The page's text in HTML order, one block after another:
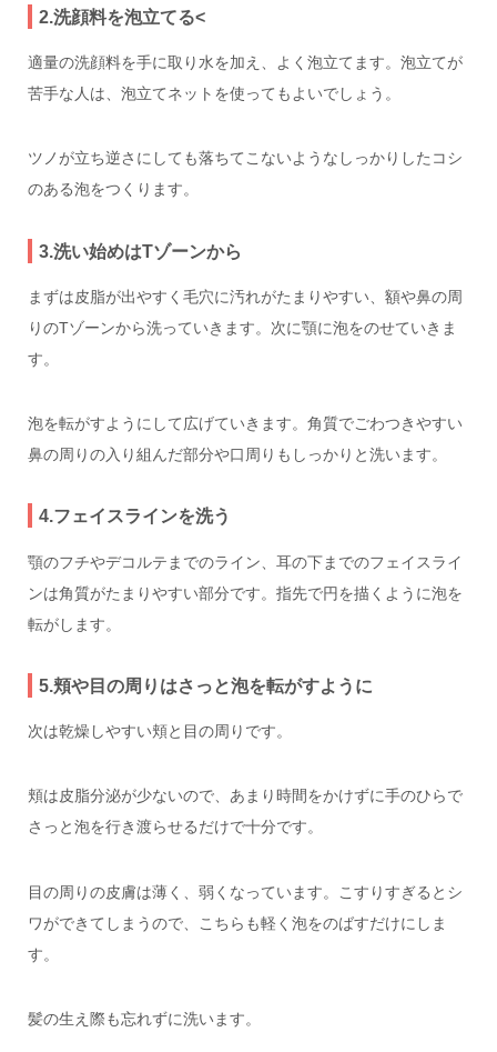
2.洗顔料を泡立てる<
適量の洗顔料を手に取り水を加え、よく泡立てます。泡立てが
苦手な人は、泡立てネットを使ってもよいでしょう。
ツノが立ち逆さにしても落ちてこないようなしっかりしたコシ
のある泡をつくります。
3.洗い始めはTゾーンから
まずは皮脂が出やすく毛穴に汚れがたまりやすい、額や鼻の周
りのTゾーンから洗っていきます。次に顎に泡をのせていきま
す。
泡を転がすようにして広げていきます。角質でごわつきやすい
鼻の周りの入り組んだ部分や口周りもしっかりと洗います。
4.フェイスラインを洗う
顎のフチやデコルテまでのライン、耳の下までのフェイスライ
ンは角質がたまりやすい部分です。指先で円を描くように泡を
転がします。
5.頬や目の周りはさっと泡を転がすように
次は乾燥しやすい頬と目の周りです。
頬は皮脂分泌が少ないので、あまり時間をかけずに手のひらで
さっと泡を行き渡らせるだけで十分です。
目の周りの皮膚は薄く、弱くなっています。こすりすぎるとシ
ワができてしまうので、こちらも軽く泡をのばすだけにしま
す。
髪の生え際も忘れずに洗います。